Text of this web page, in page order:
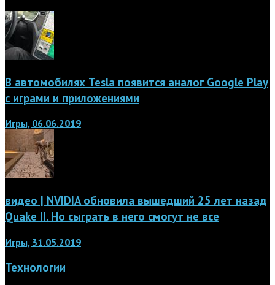
В автомобилях Tesla появится аналог Google Play
с играми и приложениями
Игры, 06.06.2019
видео | NVIDIA обновила вышедший 25 лет назад
Quake II. Но сыграть в него смогут не все
Игры, 31.05.2019
Технологии